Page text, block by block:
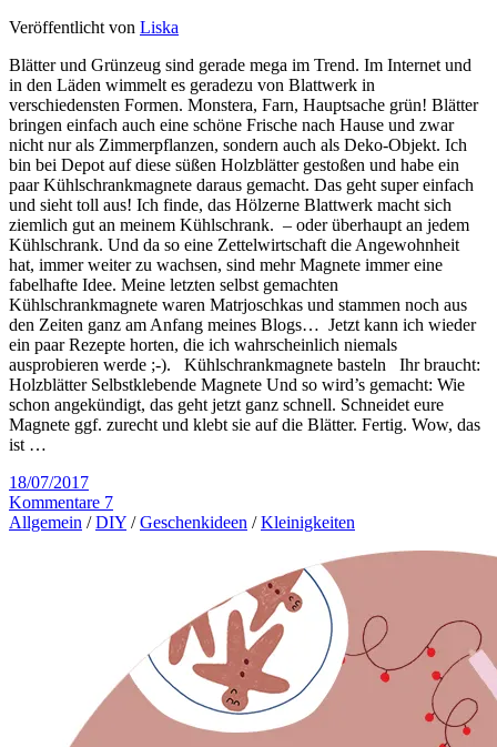
Veröffentlicht von Liska
Blätter und Grünzeug sind gerade mega im Trend. Im Internet und
in den Läden wimmelt es geradezu von Blattwerk in
verschiedensten Formen. Monstera, Farn, Hauptsache grün! Blätter
bringen einfach auch eine schöne Frische nach Hause und zwar
nicht nur als Zimmerpflanzen, sondern auch als Deko-Objekt. Ich
bin bei Depot auf diese süßen Holzblätter gestoßen und habe ein
paar Kühlschrankmagnete daraus gemacht. Das geht super einfach
und sieht toll aus! Ich finde, das Hölzerne Blattwerk macht sich
ziemlich gut an meinem Kühlschrank. – oder überhaupt an jedem
Kühlschrank. Und da so eine Zettelwirtschaft die Angewohnheit
hat, immer weiter zu wachsen, sind mehr Magnete immer eine
fabelhafte Idee. Meine letzten selbst gemachten
Kühlschrankmagnete waren Matrjoschkas und stammen noch aus
den Zeiten ganz am Anfang meines Blogs… Jetzt kann ich wieder
ein paar Rezepte horten, die ich wahrscheinlich niemals
ausprobieren werde ;-). Kühlschrankmagnete basteln Ihr braucht:
Holzblätter Selbstklebende Magnete Und so wird’s gemacht: Wie
schon angekündigt, das geht jetzt ganz schnell. Schneidet eure
Magnete ggf. zurecht und klebt sie auf die Blätter. Fertig. Wow, das
ist …
18/07/2017
Kommentare 7
Allgemein /DIY /Geschenkideen /Kleinigkeiten